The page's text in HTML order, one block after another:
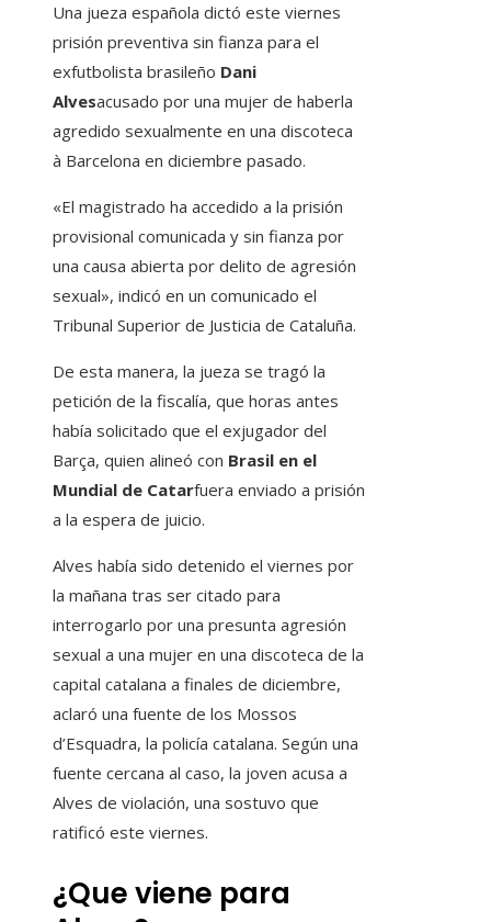
Una jueza española dictó este viernes
prisión preventiva sin fianza para el
exfutbolista brasileño Dani
Alvesacusado por una mujer de haberla
agredido sexualmente en una discoteca
à Barcelona en diciembre pasado.
«El magistrado ha accedido a la prisión
provisional comunicada y sin fianza por
una causa abierta por delito de agresión
sexual», indicó en un comunicado el
Tribunal Superior de Justicia de Cataluña.
De esta manera, la jueza se tragó la
petición de la fiscalía, que horas antes
había solicitado que el exjugador del
Barça, quien alineó con Brasil en el
Mundial de Catarfuera enviado a prisión
a la espera de juicio.
Alves había sido detenido el viernes por
la mañana tras ser citado para
interrogarlo por una presunta agresión
sexual a una mujer en una discoteca de la
capital catalana a finales de diciembre,
aclaró una fuente de los Mossos
d’Esquadra, la policía catalana. Según una
fuente cercana al caso, la joven acusa a
Alves de violación, una sostuvo que
ratificó este viernes.
¿Que viene para